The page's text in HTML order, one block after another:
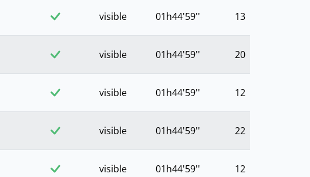
visible 01h44'59'' 13
visible 01h44'59'' 20
visible 01h44'59'' 12
visible 01h44'59'' 22
visible 01h44'59'' 12